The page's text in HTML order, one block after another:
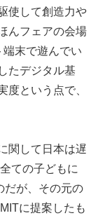
使して創造力や
んフェアの会場
末で遊んでい
たデジタル基
度という点で、
関して日本は遅
ての子どもに
だが、その元の
に提案したも